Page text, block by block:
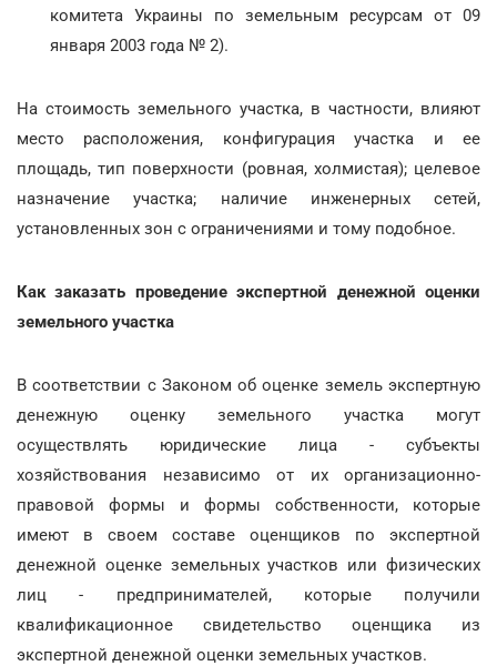
комитета Украины по земельным ресурсам от 09
января 2003 года № 2).
На стоимость земельного участка, в частности, влияют
место расположения, конфигурация участка и ее
площадь, тип поверхности (ровная, холмистая); целевое
назначение участка; наличие инженерных сетей,
установленных зон с ограничениями и тому подобное.
Как заказать проведение экспертной денежной оценки
земельного участка
В соответствии с Законом об оценке земель экспертную
денежную оценку земельного участка могут
осуществлять юридические лица - субъекты
хозяйствования независимо от их организационно-
правовой формы и формы собственности, которые
имеют в своем составе оценщиков по экспертной
денежной оценке земельных участков или физических
лиц - предпринимателей, которые получили
квалификационное свидетельство оценщика из
экспертной денежной оценки земельных участков.